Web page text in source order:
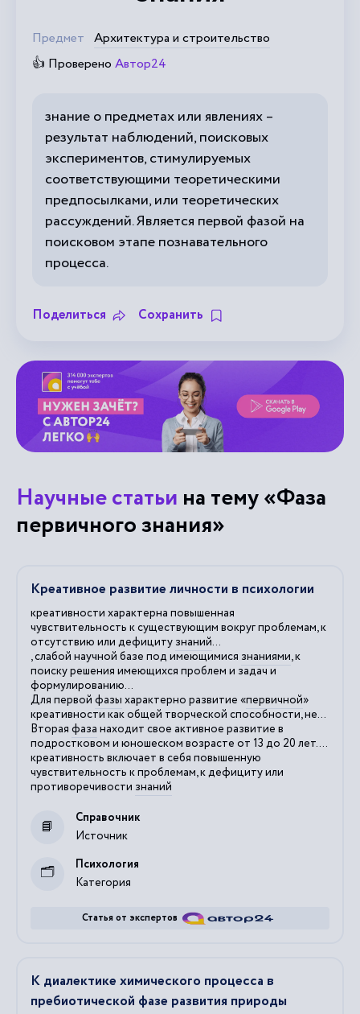
Предмет Архитектура и строительство
👍 Проверено Автор24
знание о предметах или явлениях –
результат наблюдений, поисковых
экспериментов, стимулируемых
соответствующими теоретическими
предпосылками, или теоретических
рассуждений. Является первой фазой на
поисковом этапе познавательного
процесса.
Поделиться Сохранить
Научные статьи на тему «Фаза
первичного знания»
Креативное развитие личности в психологии
креативности характерна повышенная
чувствительность к существующим вокруг проблемам, к
отсутствию или дефициту знаний...
, слабой научной базе под имеющимися знаниями, к
поиску решения имеющихся проблем и задач и
формулированию...
Для первой фазы характерно развитие «первичной»
креативности как общей творческой способности, не...
Вторая фаза находит свое активное развитие в
подростковом и юношеском возрасте от 13 до 20 лет....
креативность включает в себя повышенную
чувствительность к проблемам, к дефициту или
противоречивости знаний
Источник
Справочник
Категория
Психология
Статья от экспертов
К диалектике химического процесса в
пребиотической фазе развития природы